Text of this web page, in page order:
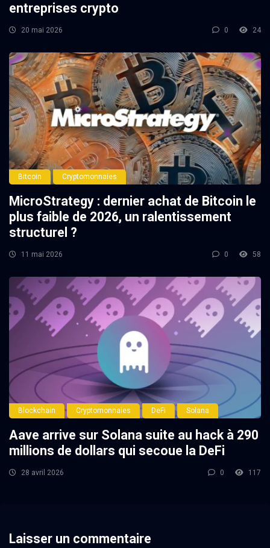
entreprises crypto
20 mai 2026 0 24
Bitcoin Cryptomonnaies
MicroStrategy : dernier achat de Bitcoin le
plus faible de 2026, un ralentissement
structurel ?
11 mai 2026 0 58
Blockchain Cryptomonnaies DeFi Solana
Aave arrive sur Solana suite au hack à 290
millions de dollars qui secoue la DeFi
28 avril 2026 0 117
Laisser un commentaire